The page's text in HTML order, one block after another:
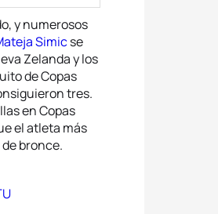
y numerosos
Simicse
Zelanda y los
de Copas
tres.
en Copas
el atleta más
bronce.